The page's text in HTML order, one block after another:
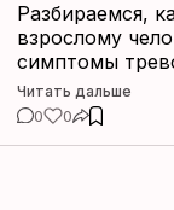
Разбираемся,
взрослому
симптомы
стоит
качества жизни.
Читать дальше
0 0